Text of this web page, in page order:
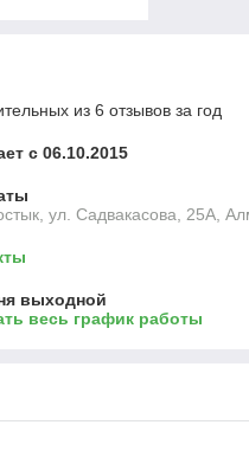
из 6 отзывов за год
с 06.10.2015
ул. Садвакасова, 25А,
выходной
весь график работы